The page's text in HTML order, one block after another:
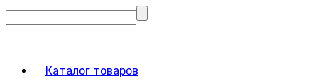
Каталог товаров